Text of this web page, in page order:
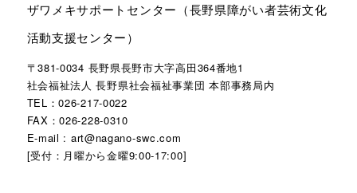
ザワメキサポートセンター（長野県障がい者芸術文化
活動支援センター）
〒381-0034 長野県長野市大字高田364番地1
社会福祉法人 長野県社会福祉事業団 本部事務局内
TEL：026-217-0022
FAX：026-228-0310
E-mail : art@nagano-swc.com
[受付：月曜から金曜9:00-17:00]